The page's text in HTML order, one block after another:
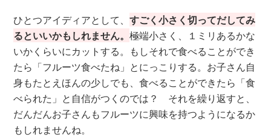
ひとつアイディアとして、すごく小さく切ってだしてみ
るといいかもしれません。極端小さく、１ミリあるかな
いかくらいにカットする。もしそれで食べることができ
たら「フルーツ食べたね」とにっこりする。お子さん自
身もたとえほんの少しでも、食べることができたら「食
べられた」と自信がつくのでは？ それを繰り返すと、
だんだんお子さんもフルーツに興味を持つようになるか
もしれませんね。